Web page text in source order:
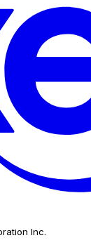
Inc.